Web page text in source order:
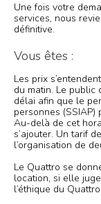
Une fois votre
services, nous
définitive.
Vous êtes :
Les prix
du matin. Le
délai afin que le
personnes
Au-delà de cet
s’ajouter. Un tarif
l’organisation de
Le Quattro se
location, si elle
l’éthique du Quattro.